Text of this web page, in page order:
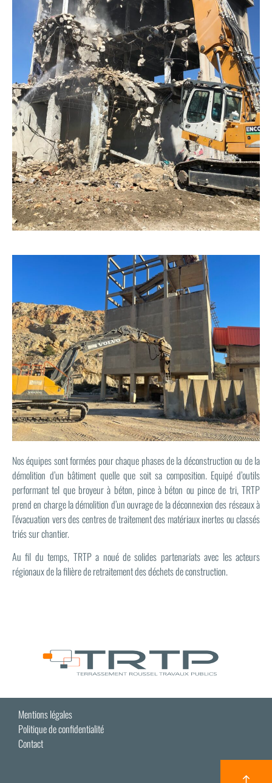
Nos équipes sont formées pour chaque phases de la déconstruction ou de la
démolition d’un bâtiment quelle que soit sa composition. Equipé d’outils
performant tel que broyeur à béton, pince à béton ou pince de tri, TRTP
prend en charge la démolition d’un ouvrage de la déconnexion des réseaux à
l’évacuation vers des centres de traitement des matériaux inertes ou classés
triés sur chantier.
Au fil du temps, TRTP a noué de solides partenariats avec les acteurs
régionaux de la filière de retraitement des déchets de construction.
Mentions légales
Politique de confidentialité
Contact